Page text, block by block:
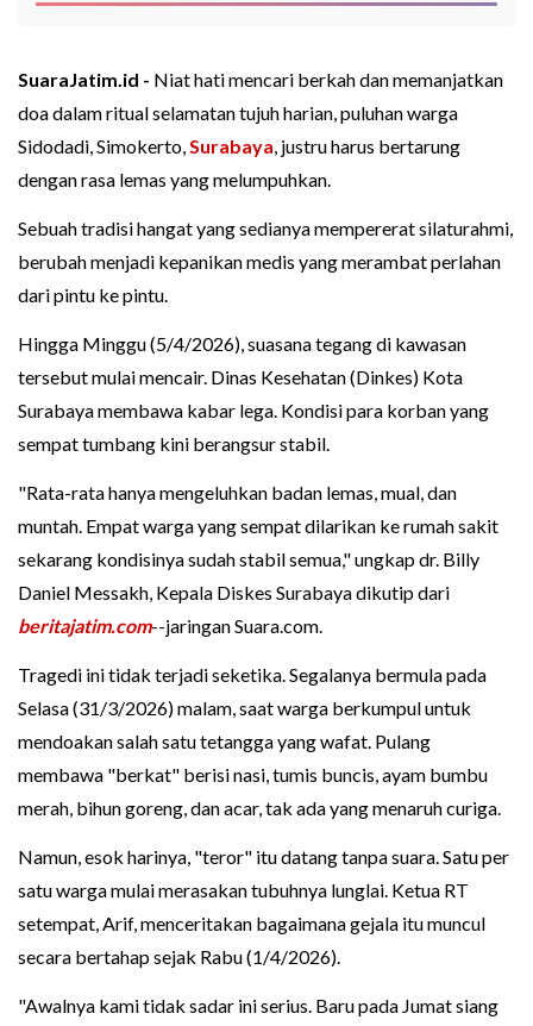
SuaraJatim.id - Niat hati mencari berkah dan memanjatkan
doa dalam ritual selamatan tujuh harian, puluhan warga
Sidodadi, Simokerto,Surabaya, justru harus bertarung
dengan rasa lemas yang melumpuhkan.
Sebuah tradisi hangat yang sedianya mempererat silaturahmi,
berubah menjadi kepanikan medis yang merambat perlahan
dari pintu ke pintu.
Hingga Minggu (5/4/2026), suasana tegang di kawasan
tersebut mulai mencair. Dinas Kesehatan (Dinkes) Kota
Surabaya membawa kabar lega. Kondisi para korban yang
sempat tumbang kini berangsur stabil.
"Rata-rata hanya mengeluhkan badan lemas, mual, dan
muntah. Empat warga yang sempat dilarikan ke rumah sakit
sekarang kondisinya sudah stabil semua," ungkap dr. Billy
Daniel Messakh, Kepala Diskes Surabaya dikutip dari
beritajatim.com--jaringan Suara.com.
Tragedi ini tidak terjadi seketika. Segalanya bermula pada
Selasa (31/3/2026) malam, saat warga berkumpul untuk
mendoakan salah satu tetangga yang wafat. Pulang
membawa "berkat" berisi nasi, tumis buncis, ayam bumbu
merah, bihun goreng, dan acar, tak ada yang menaruh curiga.
Namun, esok harinya, "teror" itu datang tanpa suara. Satu per
satu warga mulai merasakan tubuhnya lunglai. Ketua RT
setempat, Arif, menceritakan bagaimana gejala itu muncul
secara bertahap sejak Rabu (1/4/2026).
"Awalnya kami tidak sadar ini serius. Baru pada Jumat siang